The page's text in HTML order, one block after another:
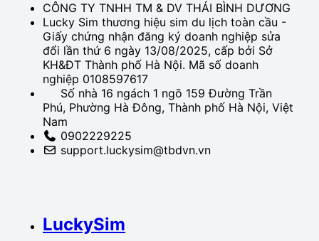
CÔNG TY TNHH TM & DV THÁI BÌNH DƯƠNG
Lucky Sim thương hiệu sim du lịch toàn cầu -
Giấy chứng nhận đăng ký doanh nghiệp sửa
đổi lần thứ 6 ngày 13/08/2025, cấp bởi Sở
KH&ĐT Thành phố Hà Nội. Mã số doanh
nghiệp 0108597617
Số nhà 16 ngách 1 ngõ 159 Đường Trần
Phú, Phường Hà Đông, Thành phố Hà Nội, Việt
Nam
0902229225
support.luckysim@tbdvn.vn
LuckySim